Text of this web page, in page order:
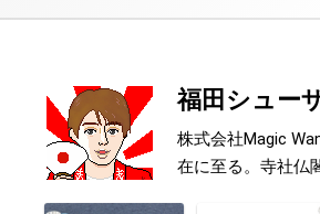
福田シュー
株式会社Magic
在に至る。寺社仏